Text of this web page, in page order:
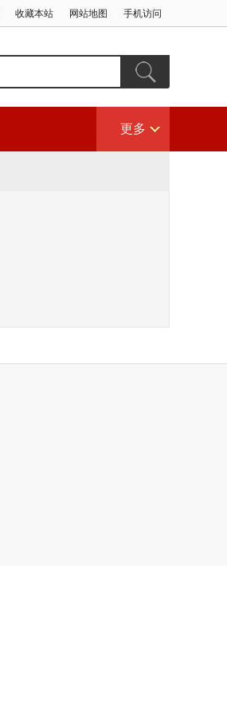
收藏本站 网站地图 手机访问
更多